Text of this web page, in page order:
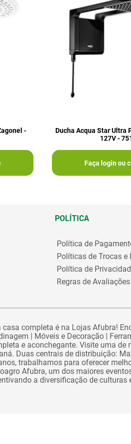
-
Ducha Acqua Star Ultra
127V -
Faça login ou
POLÍTICA
Política de
Políticas de Trocas e
Política de
Regras de Avaliações
casa completa é na Lojas Afubra!
| Móveis e Decoração |
e aconchegante. Visite uma de
Duas centrais de distribuição:
trabalhamos para oferecer
Afubra, um dos maiores
a diversificação de culturas